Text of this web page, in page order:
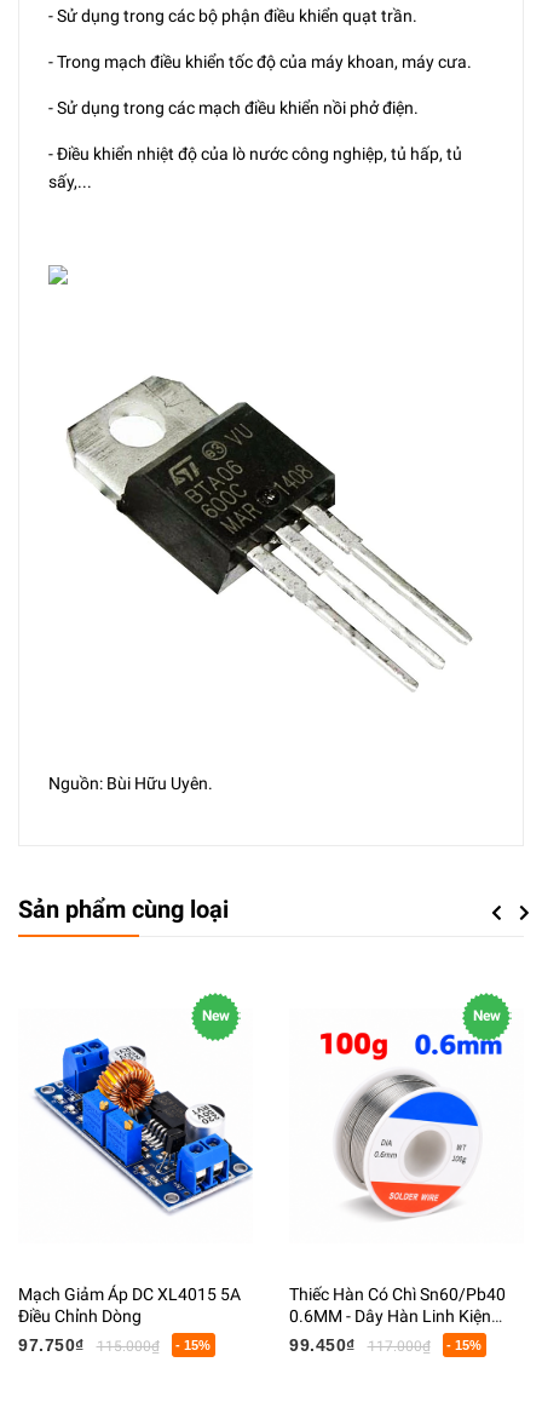
- Sử dụng trong các bộ phận điều khiển quạt trần.
- Trong mạch điều khiển tốc độ của máy khoan, máy cưa.
- Sử dụng trong các mạch điều khiển nồi phở điện.
- Điều khiển nhiệt độ của lò nước công nghiệp, tủ hấp, tủ
sấy,...
Nguồn: Bùi Hữu Uyên.
Sản phẩm cùng loại Previous
New
Mạch Giảm Áp DC XL4015 5A
Điều Chỉnh Dòng
97.750₫
115.000₫ - 15%
New
Thiếc Hàn Có Chì Sn60/Pb40
0.6MM - Dây Hàn Linh Kiện
Điện Tử Có Lõi Flux
99.450₫ 117.000₫ - 15%
Next